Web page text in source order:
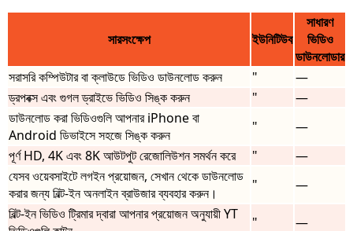
সারসংক্ষেপ ইউনিটিউব
সাধারণ
ভিডিও
ডাউনলোডার
সরাসরি কম্পিউটার বা ক্লাউডে ভিডিও ডাউনলোড করুন
"
—
ড্রপবক্স এবং গুগল ড্রাইভে ভিডিও সিঙ্ক করুন
"
—
ডাউনলোড করা ভিডিওগুলি আপনার iPhone বা
Android ডিভাইসে সহজে সিঙ্ক করুন
"
—
পূর্ণ HD, 4K এবং 8K আউটপুট রেজোলিউশন সমর্থন করে
"
—
যেসব ওয়েবসাইটে লগইন প্রয়োজন, সেখান থেকে ডাউনলোড
করার জন্য বিল্ট-ইন অনলাইন ব্রাউজার ব্যবহার করুন।
"
—
বিল্ট-ইন ভিডিও ট্রিমার দ্বারা আপনার প্রয়োজন অনুযায়ী YT
" —